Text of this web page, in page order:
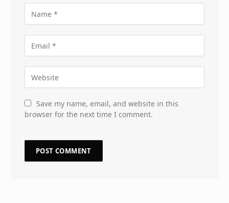
Save my name, email, and website in this
browser for the next time I comment.